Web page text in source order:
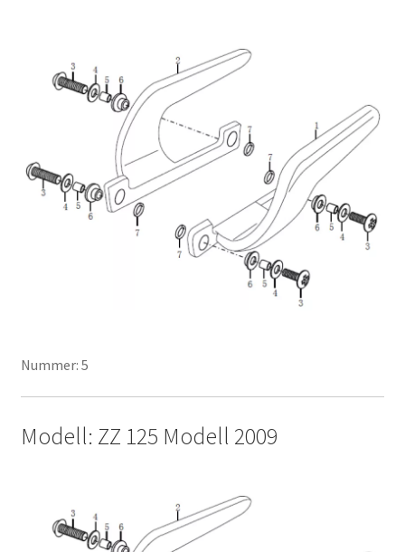
Nummer: 5
Modell: ZZ 125 Modell 2009